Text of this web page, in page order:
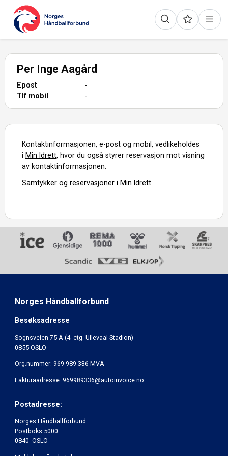
Per Inge Aagård
Epost
-
Tlf mobil
-
Kontaktinformasjonen, e-post og mobil, vedlikeholdes
i Min Idrett, hvor du også styrer reservasjon mot visning
av kontaktinformasjonen.
Samtykker og reservasjoner i Min Idrett
Norges Håndballforbund
Besøksadresse
Sognsveien 75 A (4. etg. Ullevaal Stadion)
0855 OSLO
Org.nummer: 969 989 336 MVA
Fakturaadresse: 969989336@autoinvoice.no
Postadresse:
Norges Håndballforbund
Postboks 5000
0840 OSLO